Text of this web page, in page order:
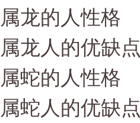
属龙的人性格
属龙人的优缺点
属蛇的人性格
属蛇人的优缺点